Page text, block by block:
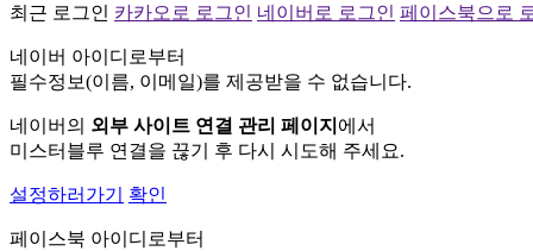
최근 로그인 카카오로 로그인 네이버로 로그인 페이스북으로
네이버 아이디로부터
필수정보(이름, 이메일)를 제공받을 수 없습니다.
네이버의 외부 사이트 연결 관리 페이지 에서
미스터블루 연결을 끊기 후 다시 시도해 주세요.
설정하러가기 확인
페이스북 아이디로부터